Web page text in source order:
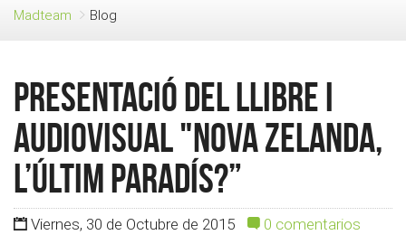
PORTADA
HAZTE SOCIO
Madteam Blog
Presentació del llibre i
audiovisual "Nova Zelanda,
L’últim paradís?”
Viernes, 30 de Octubre de 2015
0 comentarios